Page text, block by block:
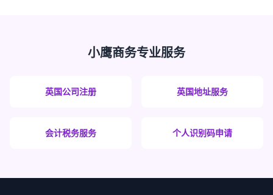
小鹰商务专业服务
英国公司注册 英国地址服务
会计税务服务 个人识别码申请